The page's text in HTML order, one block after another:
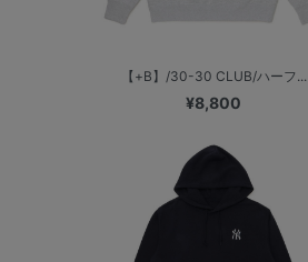
【+B】/30-30 CLUB/ハーフ...
¥8,800